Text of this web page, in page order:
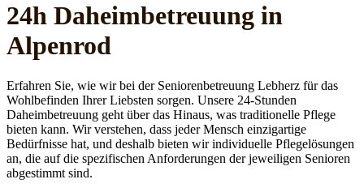
24h Daheim­betreuung in
Alpenrod
Erfahren Sie, wie wir bei der Seniorenbetreuung Lebherz für das
Wohlbefinden Ihrer Liebsten sorgen. Unsere 24-Stunden
Daheimbetreuung geht über das Hinaus, was traditionelle Pflege
bieten kann. Wir verstehen, dass jeder Mensch einzigartige
Bedürfnisse hat, und deshalb bieten wir individuelle Pflegelösungen
an, die auf die spezifischen Anforderungen der jeweiligen Senioren
abgestimmt sind.